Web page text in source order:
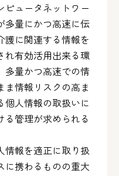
ピュータネットワー
多量にかつ高速に伝
護に関連する情報を
れ有効活用出来る環
多量かつ高速での情
情報リスクの高ま
個人情報の取扱いに
管理が求められる
情報を適正に取り扱
に携わるものの重大